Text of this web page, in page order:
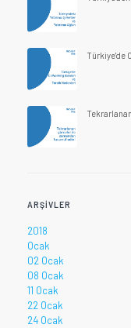
Türkiye'de
ARŞIVLER
2018
Ocak
02 Ocak
08 Ocak
11 Ocak
22 Ocak
24 Ocak